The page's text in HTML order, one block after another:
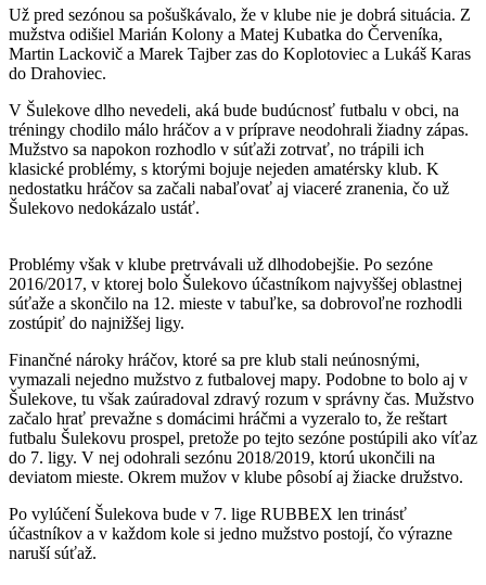
Už pred sezónou sa pošuškávalo, že v klube nie je dobrá situácia. Z
mužstva odišiel Marián Kolony a Matej Kubatka do Červeníka,
Martin Lackovič a Marek Tajber zas do Koplotoviec a Lukáš Karas
do Drahoviec.
V Šulekove dlho nevedeli, aká bude budúcnosť futbalu v obci, na
tréningy chodilo málo hráčov a v príprave neodohrali žiadny zápas.
Mužstvo sa napokon rozhodlo v súťaži zotrvať, no trápili ich
klasické problémy, s ktorými bojuje nejeden amatérsky klub. K
nedostatku hráčov sa začali nabaľovať aj viaceré zranenia, čo už
Šulekovo nedokázalo ustáť.
Problémy však v klube pretrvávali už dlhodobejšie. Po sezóne
2016/2017, v ktorej bolo Šulekovo účastníkom najvyššej oblastnej
súťaže a skončilo na 12. mieste v tabuľke, sa dobrovoľne rozhodli
zostúpiť do najnižšej ligy.
Finančné nároky hráčov, ktoré sa pre klub stali neúnosnými,
vymazali nejedno mužstvo z futbalovej mapy. Podobne to bolo aj v
Šulekove, tu však zaúradoval zdravý rozum v správny čas. Mužstvo
začalo hrať prevažne s domácimi hráčmi a vyzeralo to, že reštart
futbalu Šulekovu prospel, pretože po tejto sezóne postúpili ako víťaz
do 7. ligy. V nej odohrali sezónu 2018/2019, ktorú ukončili na
deviatom mieste. Okrem mužov v klube pôsobí aj žiacke družstvo.
Po vylúčení Šulekova bude v 7. lige RUBBEX len trinásť
účastníkov a v každom kole si jedno mužstvo postojí, čo výrazne
naruší súťaž.